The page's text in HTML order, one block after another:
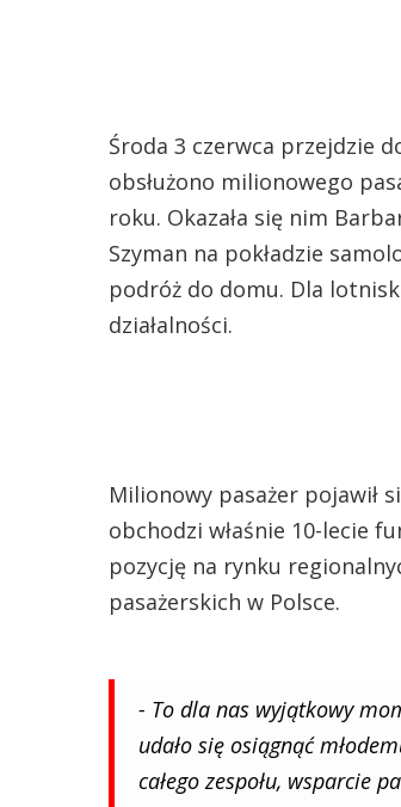
Środa 3 czerwca przejdzie
obsłużono milionowego
roku. Okazała się nim
Szyman na pokładzie
podróż do domu. Dla
działalności.
Milionowy pasażer pojawił
obchodzi właśnie 10-lecie
pozycję na rynku
pasażerskich w Polsce.
- To dla nas wyjątkowy
udało się osiągnąć
całego zespołu, wsparcie